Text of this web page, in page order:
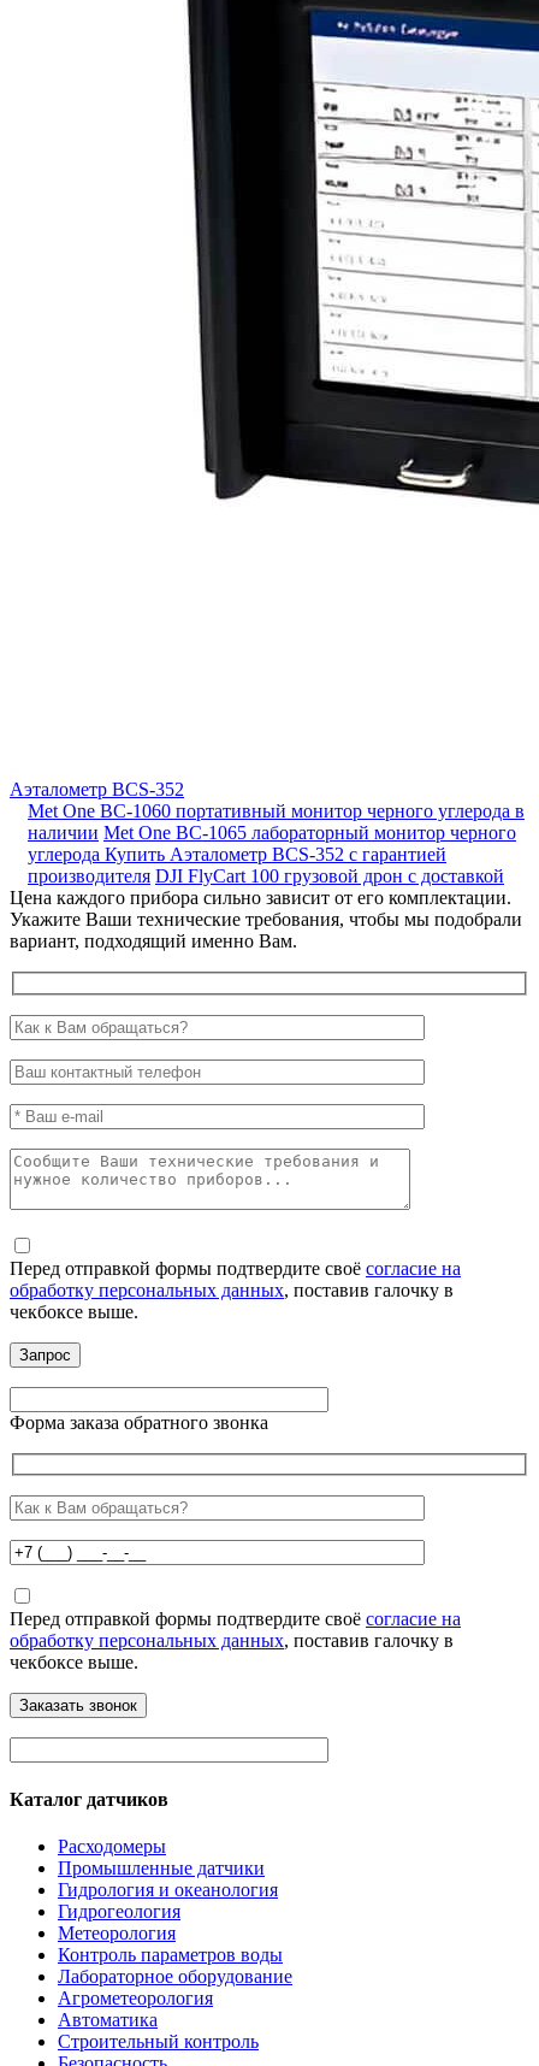
Аэталометр BCS-352
Met One BC-1060 портативный монитор черного углерода в
наличии Met One BC-1065 лабораторный монитор черного
углерода Купить Аэталометр BCS-352 с гарантией
производителя DJI FlyCart 100 грузовой дрон с доставкой
Цена каждого прибора сильно зависит от его комплектации.
Укажите Ваши технические требования, чтобы мы подобрали
вариант, подходящий именно Вам.
Перед отправкой формы подтвердите своё согласие на
обработку персональных данных, поставив галочку в
чекбоксе выше.
Форма заказа обратного звонка
Перед отправкой формы подтвердите своё согласие на
обработку персональных данных, поставив галочку в
чекбоксе выше.
Каталог датчиков
Расходомеры
Промышленные датчики
Гидрология и океанология
Гидрогеология
Метеорология
Контроль параметров воды
Лабораторное оборудование
Агрометеорология
Автоматика
Строительный контроль